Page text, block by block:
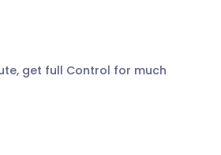
get full Control for much